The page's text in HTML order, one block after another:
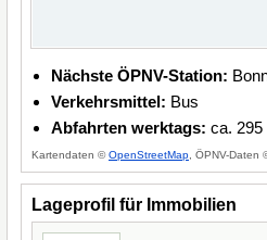
Nächste ÖPNV-Station:
Verkehrsmittel: Bus
Abfahrten werktags: ca. 295
Kartendaten ©OpenStreetMap , ÖPNV-Daten
Lageprofil für Immobilien